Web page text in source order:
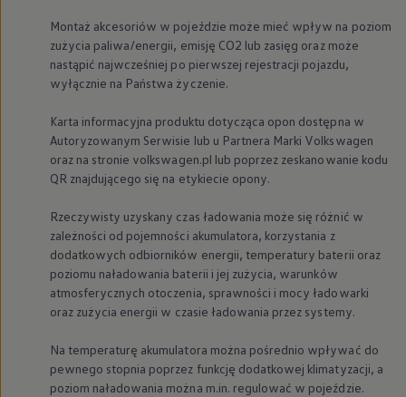
Rozwój
Technologia
Nowy samochód krok po kroku – poradnik
Samochody ekonomiczne i ekologiczne
Technologie i bezpieczeństwo
Warto wybrać Volkswagena
Infolinia Volkswagen
Podcast Elektrycznie Tematyczni
Umów się na Serwis
Newsletter ID.
Znajdź Dealera
Zapisz się na jazdę próbną
Montaż akcesoriów w pojeździe może mieć wpływ na poziom
zużycia paliwa/energii, emisję CO2 lub zasięg oraz może
nastąpić najwcześniej po pierwszej rejestracji pojazdu,
wyłącznie na Państwa życzenie.
Karta informacyjna produktu dotycząca opon dostępna w
Autoryzowanym Serwisie lub u Partnera Marki Volkswagen
oraz na stronie volkswagen.pl lub poprzez zeskanowanie kodu
QR znajdującego się na etykiecie opony.
Rzeczywisty uzyskany czas ładowania może się różnić w
zależności od pojemności akumulatora, korzystania z
dodatkowych odbiorników energii, temperatury baterii oraz
poziomu naładowania baterii i jej zużycia, warunków
atmosferycznych otoczenia, sprawności i mocy ładowarki
oraz zużycia energii w czasie ładowania przez systemy.
Na temperaturę akumulatora można pośrednio wpływać do
pewnego stopnia poprzez funkcję dodatkowej klimatyzacji, a
poziom naładowania można m.in. regulować w pojeździe.